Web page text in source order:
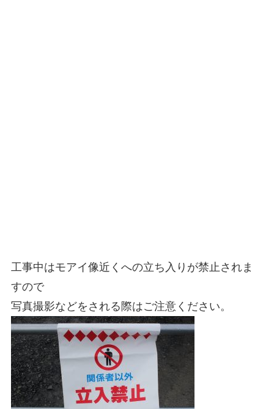
工事中はモアイ像近くへの立ち入りが禁止されま
すので
写真撮影などをされる際はご注意ください。